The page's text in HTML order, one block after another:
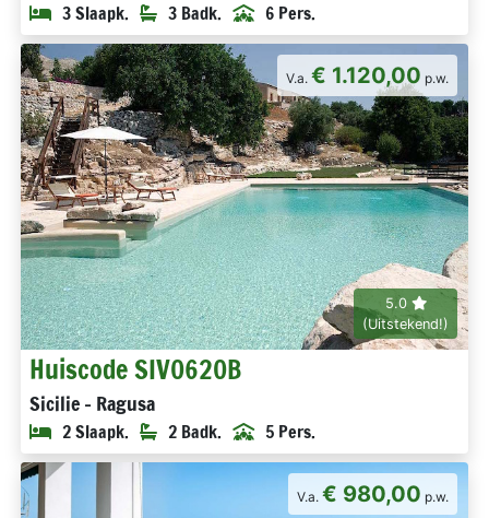
3 Slaapk. 3 Badk. 6 Pers.
V.a. € 1.120,00 p.w.
5.0
(Uitstekend!)
Huiscode SIV0620B
Sicilie - Ragusa
2 Slaapk. 2 Badk. 5 Pers.
V.a. € 980,00 p.w.